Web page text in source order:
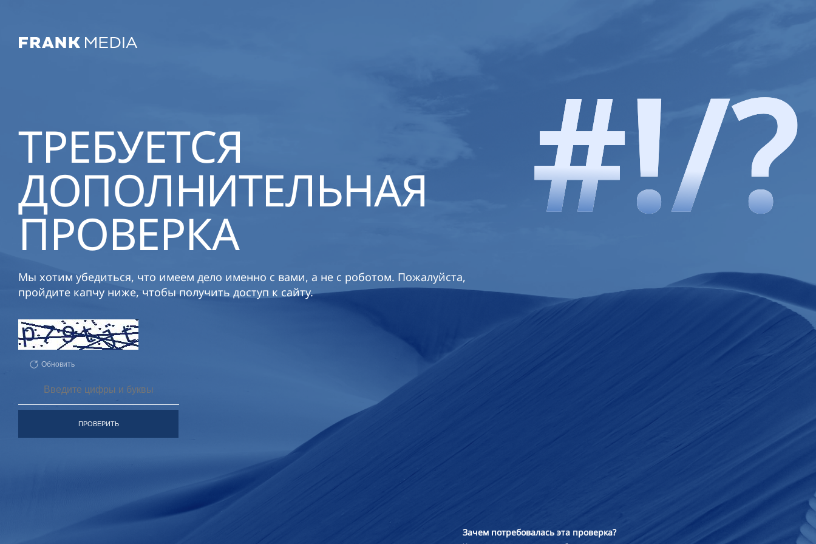
ТРЕБУЕТСЯ
ДОПОЛНИТЕЛЬНАЯ
ПРОВЕРКА
Мы хотим убедиться, что имеем дело именно с вами, а не с роботом. Пожалуйста,
пройдите капчу ниже, чтобы получить доступ к сайту.
Обновить
ПРОВЕРИТЬ
Зачем потребовалась эта проверка?